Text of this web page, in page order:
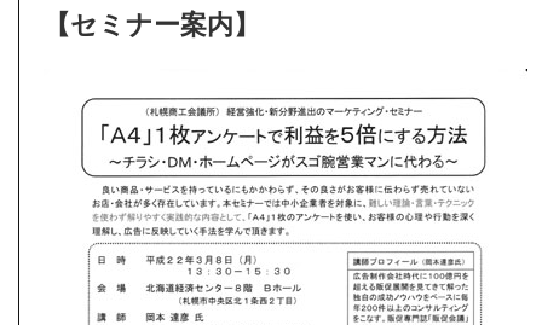
【セミナー案内】